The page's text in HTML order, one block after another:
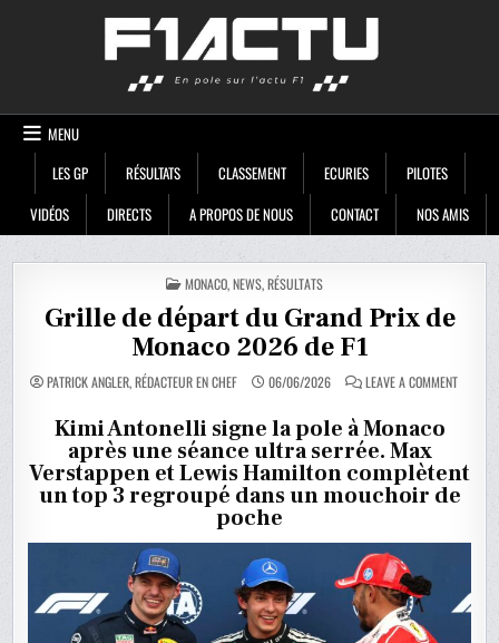
MENU
LES GP
RÉSULTATS CLASSEMENT ECURIES
PILOTES
VIDÉOS
DIRECTS A PROPOS DE NOUS CONTACT NOS AMIS
POSTED
IN
MONACO,NEWS,RÉSULTATS
Grille de départ du Grand Prix de
Monaco 2026 de F1
PATRICK ANGLER, RÉDACTEUR EN CHEF 06/06/2026 LEAVE A COMMENTON
PRIX
DE
MONACO
2026
Kimi Antonelli signe la pole à Monaco
après une séance ultra serrée. Max
Verstappen et Lewis Hamilton complètent
un top 3 regroupé dans un mouchoir de
poche